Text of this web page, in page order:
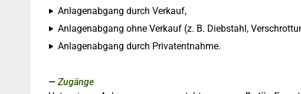
Anlagenabgang durch Verkauf,
Anlagenabgang ohne Verkauf (z. B. Diebstahl,
Anlagenabgang durch Privatentnahme.
Zugänge